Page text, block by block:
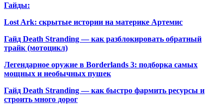
Гайды:
Lost Ark: скрытые истории на материке Артемис
Гайд Death Stranding — как разблокировать обратный
трайк (мотоцикл)
Легендарное оружие в Borderlands 3: подборка самых
мощных и необычных пушек
Гайд Death Stranding — как быстро фармить ресурсы и
строить много дорог